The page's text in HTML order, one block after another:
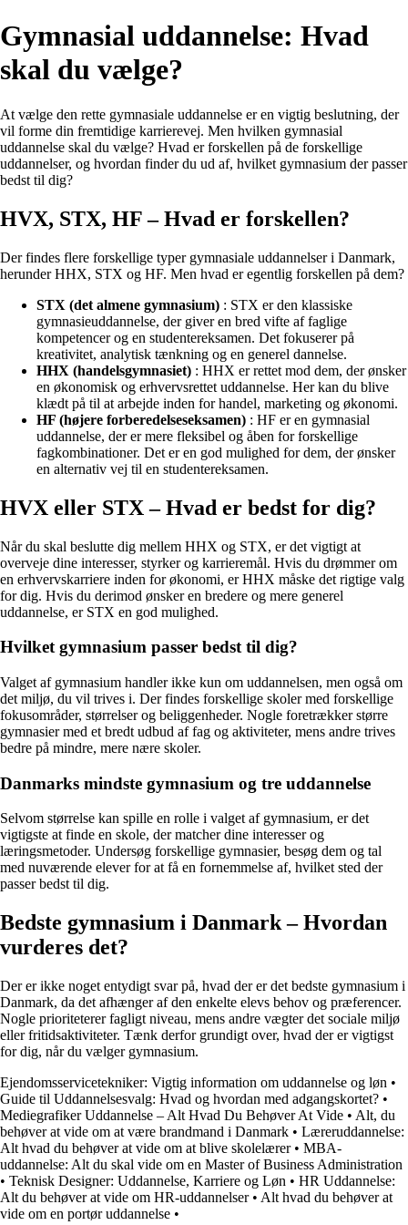
Gymnasial uddannelse: Hvad
skal du vælge?
At vælge den rette gymnasiale uddannelse er en vigtig beslutning, der
vil forme din fremtidige karrierevej. Men hvilken gymnasial
uddannelse skal du vælge? Hvad er forskellen på de forskellige
uddannelser, og hvordan finder du ud af, hvilket gymnasium der passer
bedst til dig?
HVX, STX, HF – Hvad er forskellen?
Der findes flere forskellige typer gymnasiale uddannelser i Danmark,
herunder HHX, STX og HF. Men hvad er egentlig forskellen på dem?
STX (det almene gymnasium) : STX er den klassiske
gymnasieuddannelse, der giver en bred vifte af faglige
kompetencer og en studentereksamen. Det fokuserer på
kreativitet, analytisk tænkning og en generel dannelse.
HHX (handelsgymnasiet) : HHX er rettet mod dem, der ønsker
en økonomisk og erhvervsrettet uddannelse. Her kan du blive
klædt på til at arbejde inden for handel, marketing og økonomi.
HF (højere forberedelseseksamen) : HF er en gymnasial
uddannelse, der er mere fleksibel og åben for forskellige
fagkombinationer. Det er en god mulighed for dem, der ønsker
en alternativ vej til en studentereksamen.
HVX eller STX – Hvad er bedst for dig?
Når du skal beslutte dig mellem HHX og STX, er det vigtigt at
overveje dine interesser, styrker og karrieremål. Hvis du drømmer om
en erhvervskarriere inden for økonomi, er HHX måske det rigtige valg
for dig. Hvis du derimod ønsker en bredere og mere generel
uddannelse, er STX en god mulighed.
Hvilket gymnasium passer bedst til dig?
Valget af gymnasium handler ikke kun om uddannelsen, men også om
det miljø, du vil trives i. Der findes forskellige skoler med forskellige
fokusområder, størrelser og beliggenheder. Nogle foretrækker større
gymnasier med et bredt udbud af fag og aktiviteter, mens andre trives
bedre på mindre, mere nære skoler.
Danmarks mindste gymnasium og tre uddannelse
Selvom størrelse kan spille en rolle i valget af gymnasium, er det
vigtigste at finde en skole, der matcher dine interesser og
læringsmetoder. Undersøg forskellige gymnasier, besøg dem og tal
med nuværende elever for at få en fornemmelse af, hvilket sted der
passer bedst til dig.
Bedste gymnasium i Danmark – Hvordan
vurderes det?
Der er ikke noget entydigt svar på, hvad der er det bedste gymnasium i
Danmark, da det afhænger af den enkelte elevs behov og præferencer.
Nogle prioriteterer fagligt niveau, mens andre vægter det sociale miljø
eller fritidsaktiviteter. Tænk derfor grundigt over, hvad der er vigtigst
for dig, når du vælger gymnasium.
Ejendomsservicetekniker: Vigtig information om uddannelse og løn •
Guide til Uddannelsesvalg: Hvad og hvordan med adgangskortet? •
Mediegrafiker Uddannelse – Alt Hvad Du Behøver At Vide • Alt, du
behøver at vide om at være brandmand i Danmark • Læreruddannelse:
Alt hvad du behøver at vide om at blive skolelærer• MBA-
uddannelse: Alt du skal vide om en Master of Business Administration
• Teknisk Designer: Uddannelse, Karriere og Løn • HR Uddannelse:
Alt du behøver at vide om HR-uddannelser• Alt hvad du behøver at
vide om en portør uddannelse •